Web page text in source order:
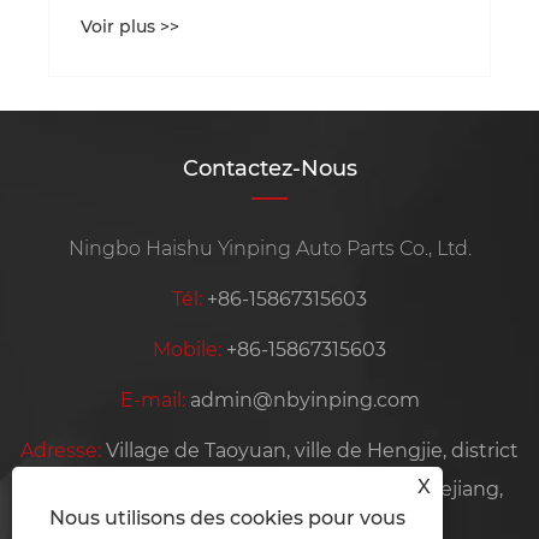
Contactez-Nous
Ningbo Haishu Yinping Auto Parts Co., Ltd.
Tél: +86-15867315603
Mobile: +86-15867315603
E-mail: admin@nbyinping.com
Adresse: Village de Taoyuan, ville de Hengjie, district
de Haishu, ville de Ningbo, province du Zhejiang,
Chine
X
Nous utilisons des cookies pour vous